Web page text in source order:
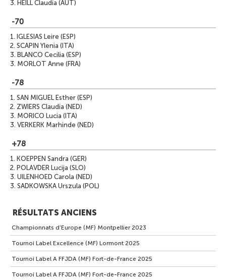
3. HEILL Claudia (AUT)
-70
1. IGLESIAS Leire (ESP)
2. SCAPIN Ylenia (ITA)
3. BLANCO Cecilia (ESP)
3. MORLOT Anne (FRA)
-78
1. SAN MIGUEL Esther (ESP)
2. ZWIERS Claudia (NED)
3. MORICO Lucia (ITA)
3. VERKERK Marhinde (NED)
+78
1. KOEPPEN Sandra (GER)
2. POLAVDER Lucija (SLO)
3. UILENHOED Carola (NED)
3. SADKOWSKA Urszula (POL)
RÉSULTATS ANCIENS
Championnats d'Europe (MF) Montpellier 2023
Tournoi Label Excellence (MF) Lormont 2025
Tournoi Label A FFJDA (MF) Fort-de-France 2025
Tournoi Label A FFJDA (MF) Fort-de-France 2025